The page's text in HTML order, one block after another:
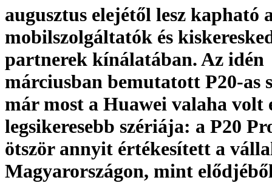
augusztus elejétől lesz kapható
mobilszolgáltatók és
partnerek kínálatában. Az idén
márciusban bemutatott P20-as
már most a Huawei valaha volt
legsikeresebb szériája: a P20
ötször annyit értékesített a
Magyarországon, mint